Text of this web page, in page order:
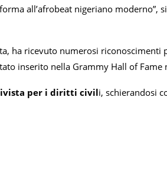
all’afrobeat nigeriano moderno”,
ha ricevuto numerosi
inserito nella Grammy Hall of Fame
per i diritti civili, schierandosi